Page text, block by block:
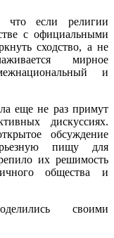
что если религии
с официальными
сходство, а не
мирное
и
еще не раз примут
дискуссиях.
обсуждение
пищу для
их решимость
общества и
своими